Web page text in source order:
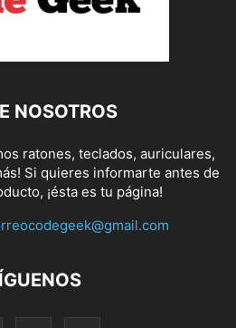
NOSOTROS
ratones, teclados, auriculares,
Si quieres informarte antes de
¡ésta es tu página!